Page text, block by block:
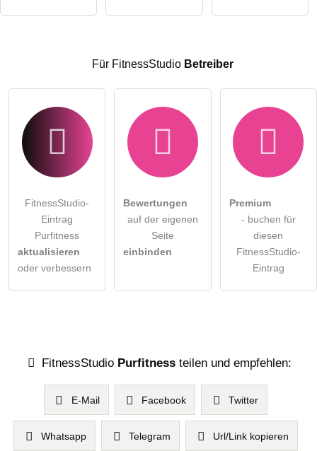
öffentliche Frage stellen
Besucher sichtbarFür FitnessStudio Betreiber
FitnessStudio-
Eintrag
Purfitness
aktualisieren
oder verbessern
Bewertungen
auf der eigenen
Seite
einbinden
Premium
- buchen für
diesen
FitnessStudio-
Eintrag
FitnessStudio Purfitness teilen und empfehlen:
E-Mail Facebook Twitter
Whatsapp Telegram Url/Link kopieren